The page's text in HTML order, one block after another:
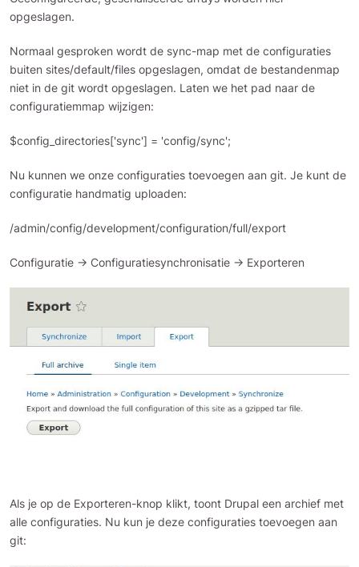
opgeslagen.
Normaal gesproken wordt de sync-map met de configuraties
buiten sites/default/files opgeslagen, omdat de bestandenmap
niet in de git wordt opgeslagen. Laten we het pad naar de
configuratiemmap wijzigen:
$config_directories['sync'] = 'config/sync';
Nu kunnen we onze configuraties toevoegen aan git. Je kunt de
configuratie handmatig uploaden:
/admin/config/development/configuration/full/export
Configuratie -> Configuratiesynchronisatie -> Exporteren
Als je op de Exporteren-knop klikt, toont Drupal een archief met
alle configuraties. Nu kun je deze configuraties toevoegen aan
git: